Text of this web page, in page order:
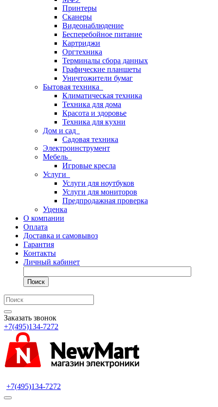
Принтеры
Сканеры
Видеонаблюдение
Бесперебойное питание
Картриджи
Оргтехника
Терминалы сбора данных
Графические планшеты
Уничтожители бумаг
Бытовая техника
Климатическая техника
Техника для дома
Красота и здоровье
Техника для кухни
Дом и сад
Садовая техника
Электроинструмент
Мебель
Игровые кресла
Услуги
Услуги для ноутбуков
Услуги для мониторов
Предпродажная проверка
Уценка
О компании
Оплата
Доставка и самовывоз
Гарантия
Контакты
Личный кабинет
Поиск
Заказать звонок
+7(495)134-7272
+7(495)134-7272